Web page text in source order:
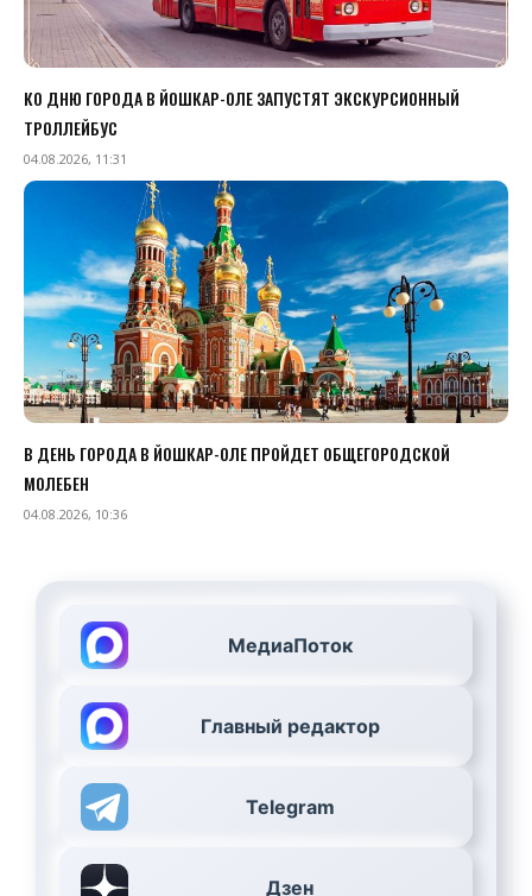
КО ДНЮ ГОРОДА В ЙОШКАР-ОЛЕ ЗАПУСТЯТ ЭКСКУРСИОННЫЙ
ТРОЛЛЕЙБУС
04.08.2026, 11:31
В ДЕНЬ ГОРОДА В ЙОШКАР-ОЛЕ ПРОЙДЕТ ОБЩЕГОРОДСКОЙ
МОЛЕБЕН
04.08.2026, 10:36
МедиаПоток
Главный редактор
Telegram
Дзен